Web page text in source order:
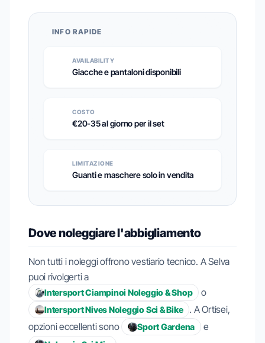
INFO RAPIDE
AVAILABILITY
Giacche e pantaloni disponibili
COSTO
€20-35 al giorno per il set
LIMITAZIONE
Guanti e maschere solo in vendita
Dove noleggiare l'abbigliamento
Non tutti i noleggi offrono vestiario tecnico. A Selva
puoi rivolgerti a
Intersport Ciampinoi Noleggio & Shop o
Intersport Nives Noleggio Sci & Bike
. A Ortisei,
opzioni eccellenti sono
Sport Gardena e